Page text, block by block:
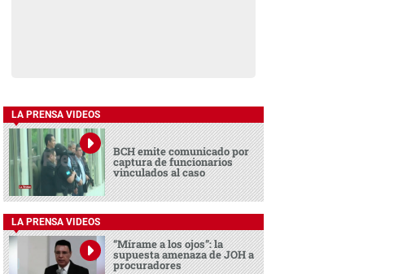
LA PRENSA VIDEOS
BCH emite comunicado por
captura de funcionarios
vinculados al caso
LA PRENSA VIDEOS
“Mírame a los ojos”: la
supuesta amenaza de JOH a
procuradores